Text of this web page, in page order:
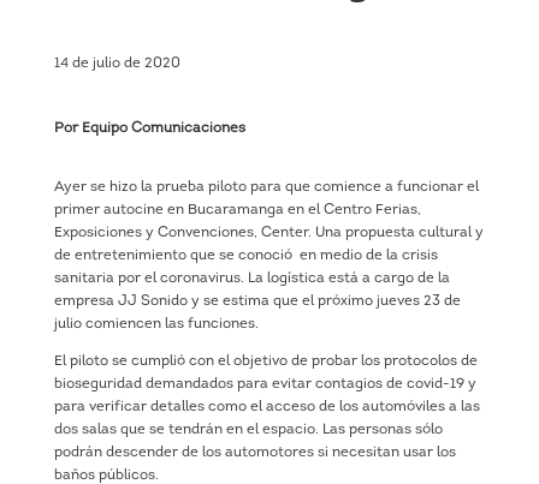
14 de julio de 2020
Por Equipo Comunicaciones
Ayer se hizo la prueba piloto para que comience a funcionar el
primer autocine en Bucaramanga en el Centro Ferias,
Exposiciones y Convenciones, Center. Una propuesta cultural y
de entretenimiento que se conoció en medio de la crisis
sanitaria por el coronavirus. La logística está a cargo de la
empresa JJ Sonido y se estima que el próximo jueves 23 de
julio comiencen las funciones.
El piloto se cumplió con el objetivo de probar los protocolos de
bioseguridad demandados para evitar contagios de covid-19 y
para verificar detalles como el acceso de los automóviles a las
dos salas que se tendrán en el espacio. Las personas sólo
podrán descender de los automotores si necesitan usar los
baños públicos.